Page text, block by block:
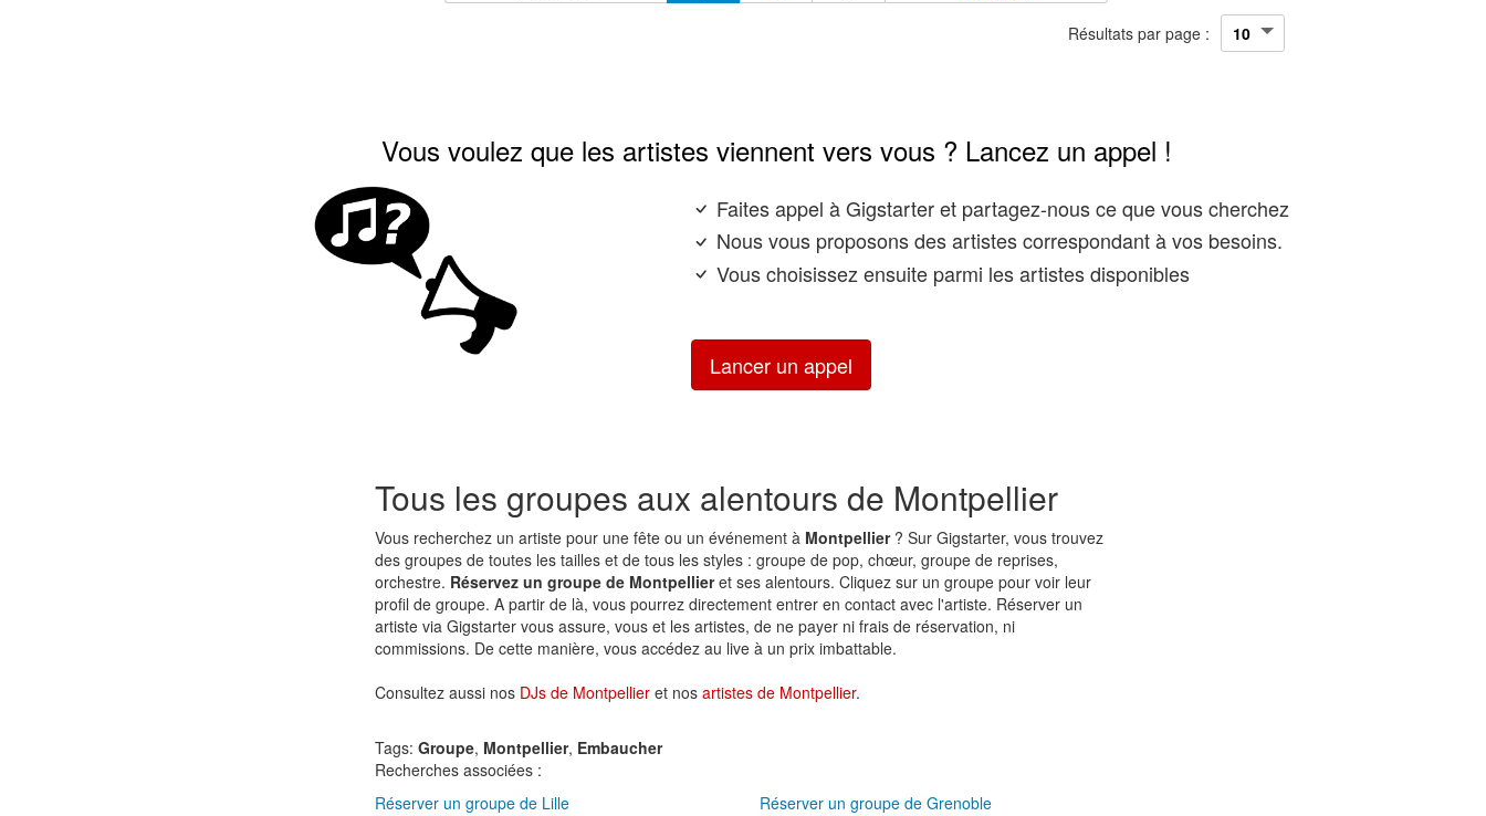
Résultats par page :
Vous voulez que les artistes viennent vers vous ? Lancez un appel !
Faites appel à Gigstarter et partagez-nous ce que vous cherchez
Nous vous proposons des artistes correspondant à vos besoins.
Vous choisissez ensuite parmi les artistes disponibles
Lancer un appel
Tous les groupes aux alentours de Montpellier
Vous recherchez un artiste pour une fête ou un événement à Montpellier? Sur Gigstarter, vous trouvez
des groupes de toutes les tailles et de tous les styles : groupe de pop, chœur, groupe de reprises,
orchestre. Réservez un groupe de Montpellieret ses alentours. Cliquez sur un groupe pour voir leur
profil de groupe. A partir de là, vous pourrez directement entrer en contact avec l'artiste. Réserver un
artiste via Gigstarter vous assure, vous et les artistes, de ne payer ni frais de réservation, ni
commissions. De cette manière, vous accédez au live à un prix imbattable.
Consultez aussi nos DJs de Montpellier et nos artistes de Montpellier.
Tags: Groupe, Montpellier, Embaucher
Recherches associées :
Réserver un groupe de Lille
Réserver un groupe de Grenoble